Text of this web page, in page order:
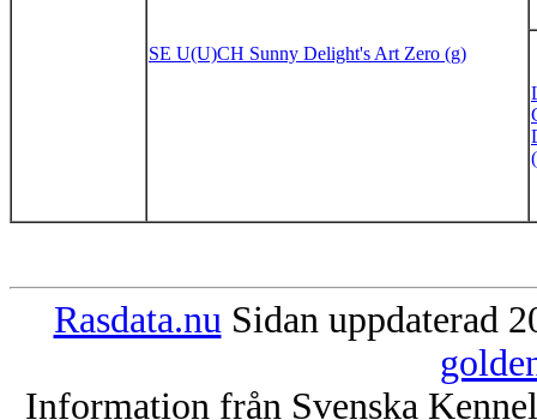
SE U(U)CH Sunny Delight's Art Zero (g)
Rasdata.nuSidan uppdaterad
Information från Svenska